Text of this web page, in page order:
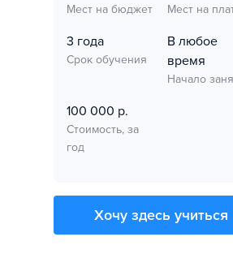
Мест на бюджет Мест на
3 года
Срок обучения
В любое
время
Начало
100 000 р.
Стоимость, за
год
Хочу здесь учиться